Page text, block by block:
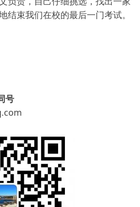
结束我们在校的最后一门考试。
号